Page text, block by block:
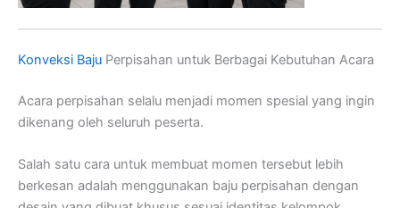
Konveksi Baju Perpisahan untuk Berbagai Kebutuhan Acara
Acara perpisahan selalu menjadi momen spesial yang ingin
dikenang oleh seluruh peserta.
Salah satu cara untuk membuat momen tersebut lebih
berkesan adalah menggunakan baju perpisahan dengan